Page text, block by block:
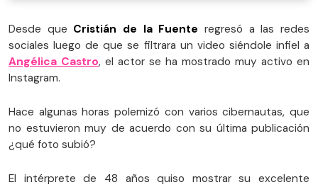
Desde que Cristián de la Fuente regresó a las redes
sociales luego de que se filtrara un video siéndole infiel a
Angélica Castro, el actor se ha mostrado muy activo en
Instagram.
Hace algunas horas polemizó con varios cibernautas, que
no estuvieron muy de acuerdo con su última publicación
¿qué foto subió?
El intérprete de 48 años quiso mostrar su excelente